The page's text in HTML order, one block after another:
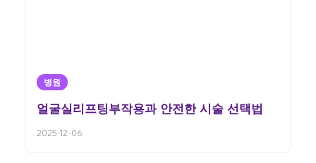
병원
얼굴실리프팅부작용과 안전한 시술 선택법
2025-12-06